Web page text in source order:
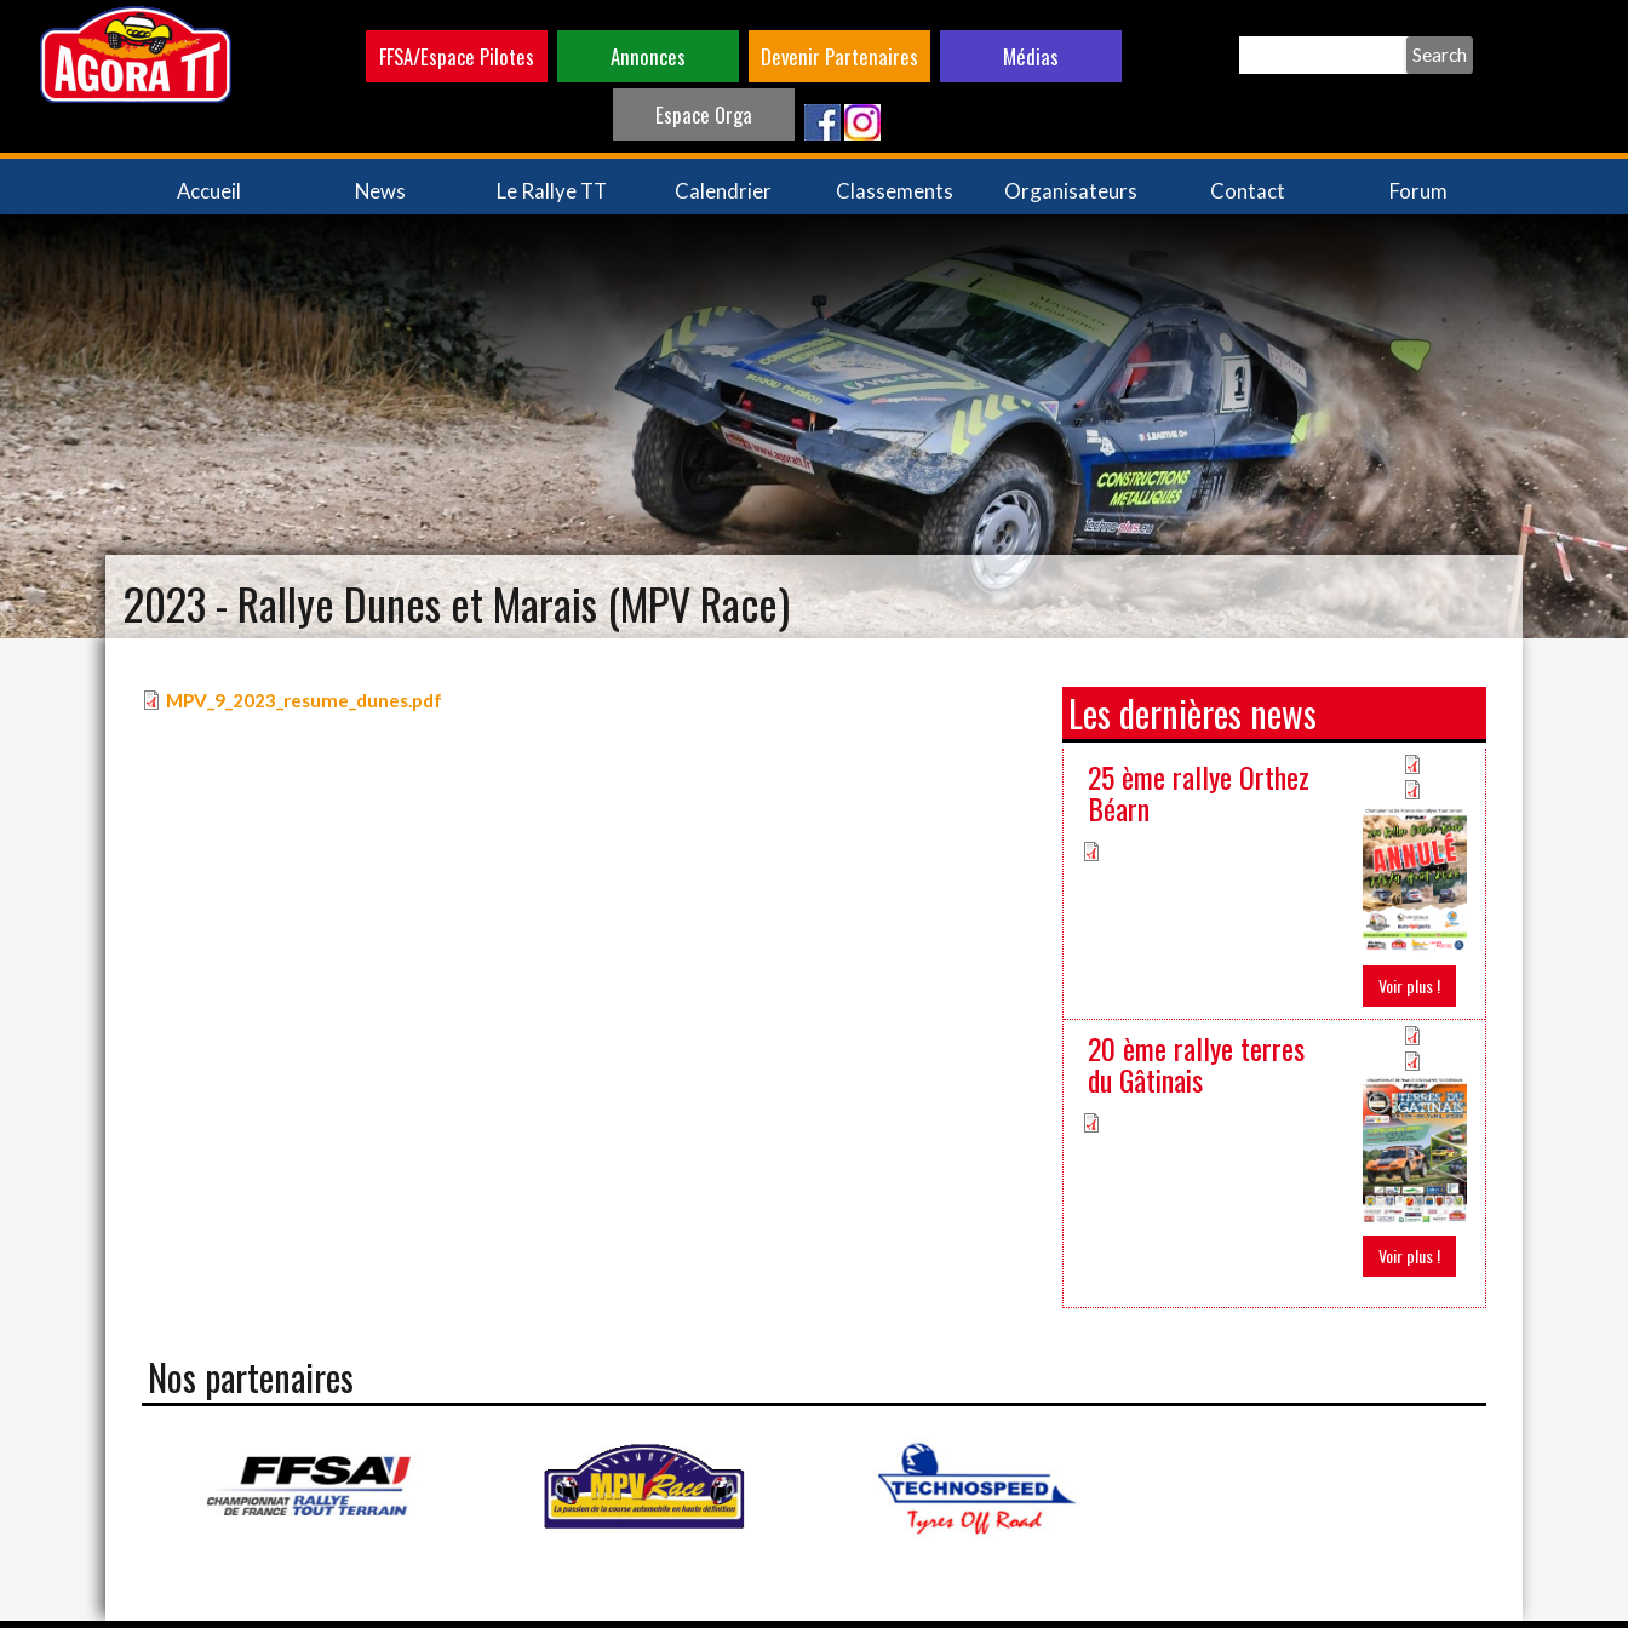
contenu
principal
FFSA/Espace Pilotes Annonces Devenir Partenaires
Médias
Espace Orga
Navigation
principale
Accueil News Le Rallye TT Calendrier Classements Organisateurs Contact Forum
2023 - Rallye Dunes et Marais (MPV Race)
MPV_9_2023_resume_dunes.pdf Les dernières news
25 ème rallye Orthez
Béarn
Voir plus !
20 ème rallye terres
du Gâtinais
Voir plus !
Nos partenaires